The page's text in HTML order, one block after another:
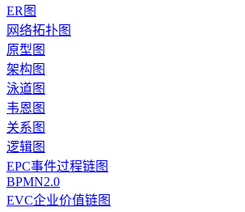
ER图
网络拓扑图
原型图
架构图
泳道图
韦恩图
关系图
逻辑图
EPC事件过程链图
BPMN2.0
EVC企业价值链图